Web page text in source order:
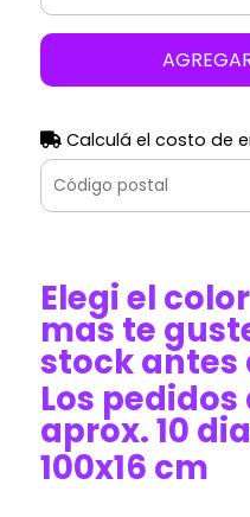
Calculá el costo de
Elegi el
mas te
stock
Los
aprox. 10
100x16 cm